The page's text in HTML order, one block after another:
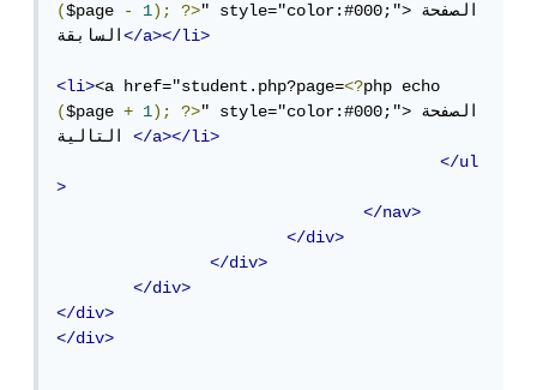
($page - 1); ?>" style="color:#000;">الصفحة
السابقة</a></li>
<li><a href="student.php?page=<?
($page + 1); ?>" style="color:#000;">الصفحة
التالية </a></li>
</ul
>
</nav>
</div>
</div>
</div>
</div>
</div>